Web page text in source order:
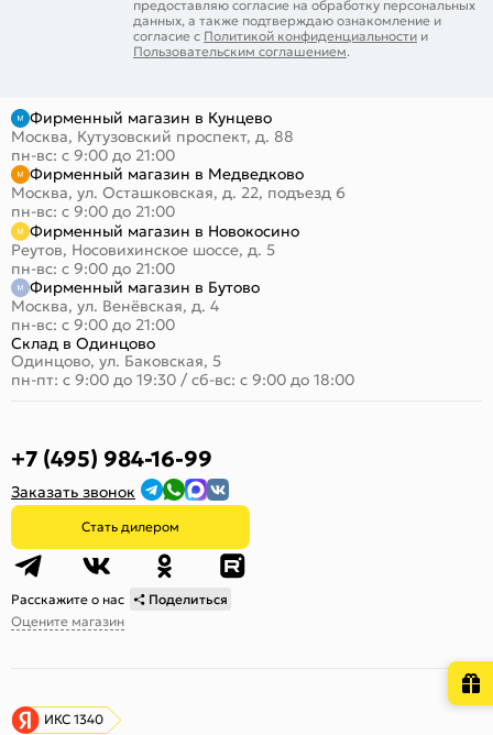
предоставляю согласие на обработку персональных
данных, а также подтверждаю ознакомление и
согласие с Политикой конфиденциальности и
Пользовательским соглашением.
Фирменный магазин в Кунцево
Москва, Кутузовский проспект, д. 88
пн-вс: с 9:00 до 21:00
Фирменный магазин в Медведково
Москва, ул. Осташковская, д. 22, подъезд 6
пн-вс: с 9:00 до 21:00
Фирменный магазин в Новокосино
Реутов, Носовихинское шоссе, д. 5
пн-вс: с 9:00 до 21:00
Фирменный магазин в Бутово
Москва, ул. Венёвская, д. 4
пн-вс: с 9:00 до 21:00
Склад в Одинцово
Одинцово, ул. Баковская, 5
пн-пт: с 9:00 до 19:30 / сб-вс: с 9:00 до 18:00
+7 (495) 984-16-99
Заказать звонок
Стать дилером
Расскажите о нас
Поделиться
Оцените магазин
ИКС 1340